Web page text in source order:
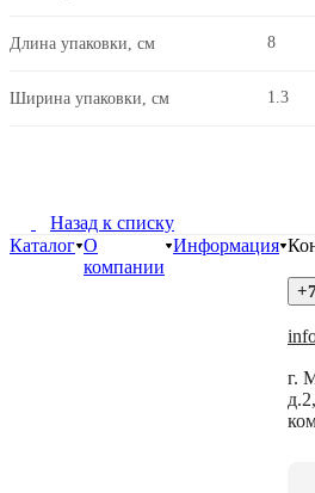
Длина упаковки, см 8
Ширина упаковки, см 1.3
Назад к списку
Каталог О
компании
Информация
г.